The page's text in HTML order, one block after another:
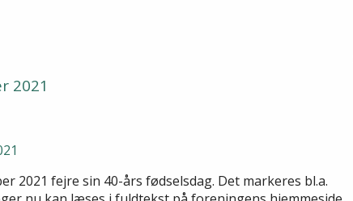
2021
2021 fejre sin 40-års fødselsdag. Det markeres bl.a.